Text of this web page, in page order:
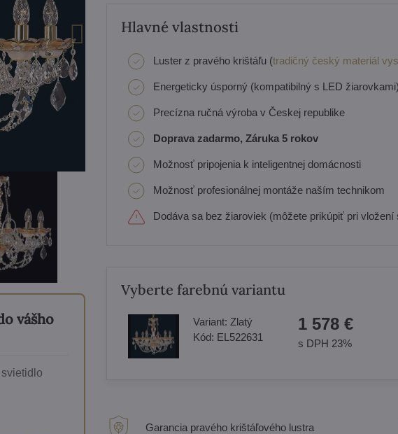
vášho
Hlavné vlastnosti
Luster z pravého krištáľu (tradičný český materiál
Energeticky úsporný (kompatibilný s LED žiarovkami)
Precízna ručná výroba v Českej republike
Doprava zadarmo, Záruka 5 rokov
Možnosť pripojenia k inteligentnej domácnosti
Možnosť profesionálnej montáže naším technikom
Dodáva sa bez žiaroviek (môžete prikúpiť pri vložení
Vyberte farebnú variantu
Variant: Zlatý
Kód: EL522631
1 578 €
s DPH 23%
Garancia pravého krištáľového lustra